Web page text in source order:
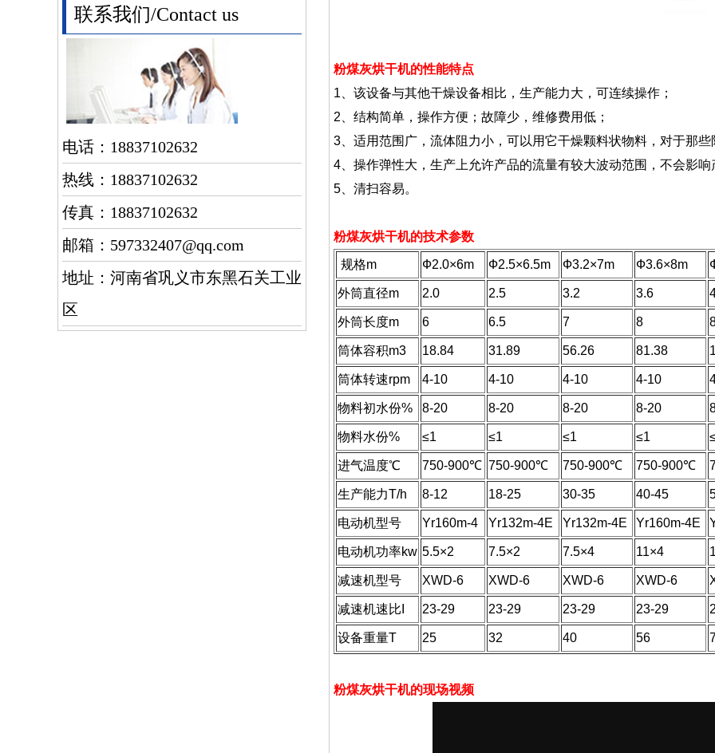
联系我们/Contact us
电话：18837102632
热线：18837102632
传真：18837102632
邮箱：597332407@qq.com
地址：河南省巩义市东黑石关工业
区
粉煤灰烘干机的性能特点
1、该设备与其他干燥设备相比，生产能力大，可连续操作；
2、结构简单，操作方便；故障少，维修费用低；
3、适用范围广，流体阻力小，可以用它干燥颗料状物料，对于那
4、操作弹性大，生产上允许产品的流量有较大波动范围，不会影响
5、清扫容易。
粉煤灰烘干机的技术参数
规格m Ф2.0×6m Ф2.5×6.5m Ф3.2×7m Ф3.6×8m
外筒直径m 2.0 2.5 3.2 3.6
外筒长度m 6 6.5 7 8
筒体容积m3 18.84 31.89 56.26 81.38
筒体转速rpm 4-10 4-10 4-10 4-10
物料初水份% 8-20 8-20 8-20 8-20
物料水份% ≤1 ≤1 ≤1 ≤1
进气温度℃ 750-900℃ 750-900℃ 750-900℃ 750-900℃
生产能力T/h 8-12 18-25 30-35 40-45
电动机型号 Yr160m-4 Yr132m-4E Yr132m-4E Yr160m-4E
电动机功率kw 5.5×2 7.5×2 7.5×4 11×4
减速机型号 XWD-6 XWD-6 XWD-6 XWD-6
减速机速比I 23-29 23-29 23-29 23-29
设备重量T 25 32 40 56
粉煤灰烘干机的现场视频